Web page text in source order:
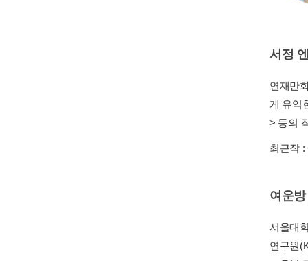
서정
연재만
게 유익
> 등의
최근작 :
여운방
서울대
연구원